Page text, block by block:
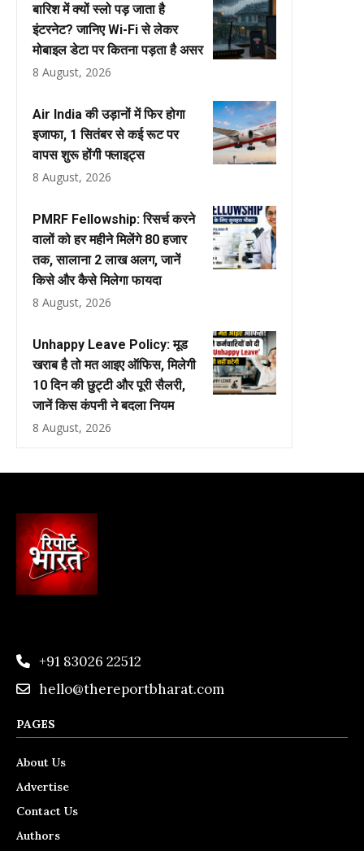
बारिश में क्यों स्लो पड़ जाता है
इंटरनेट? जानिए Wi-Fi से लेकर
मोबाइल डेटा पर कितना पड़ता है असर
8 August, 2026
Air India की उड़ानों में फिर होगा
इजाफा, 1 सितंबर से कई रूट पर
वापस शुरू होंगी फ्लाइट्स
8 August, 2026
PMRF Fellowship: रिसर्च करने
वालों को हर महीने मिलेंगे ₹80 हजार
तक, सालाना ₹2 लाख अलग, जानें
किसे और कैसे मिलेगा फायदा
8 August, 2026
Unhappy Leave Policy: मूड
खराब है तो मत आइए ऑफिस, मिलेगी
10 दिन की छुट्टी और पूरी सैलरी,
जानें किस कंपनी ने बदला नियम
8 August, 2026
+91 83026 22512
hello@thereportbharat.com
PAGES
About Us
Advertise
Contact Us
Authors